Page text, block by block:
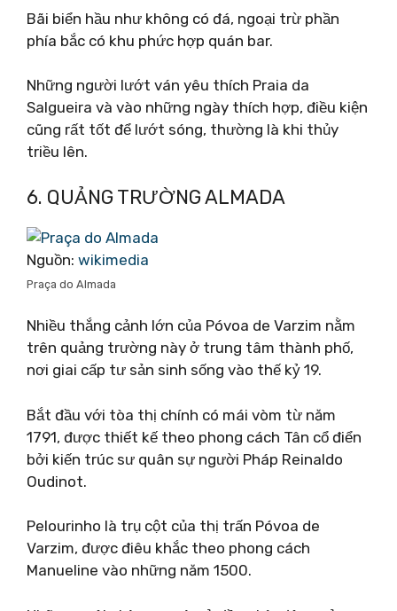
Bãi biển hầu như không có đá, ngoại trừ phần
phía bắc có khu phức hợp quán bar.
Những người lướt ván yêu thích Praia da
Salgueira và vào những ngày thích hợp, điều kiện
cũng rất tốt để lướt sóng, thường là khi thủy
triều lên.
6. QUẢNG TRƯỜNG ALMADA
Nguồn: wikimedia
Praça do Almada
Nhiều thắng cảnh lớn của Póvoa de Varzim nằm
trên quảng trường này ở trung tâm thành phố,
nơi giai cấp tư sản sinh sống vào thế kỷ 19.
Bắt đầu với tòa thị chính có mái vòm từ năm
1791, được thiết kế theo phong cách Tân cổ điển
bởi kiến ​​trúc sư quân sự người Pháp Reinaldo
Oudinot.
Pelourinho là trụ cột của thị trấn Póvoa de
Varzim, được điêu khắc theo phong cách
Manueline vào những năm 1500.